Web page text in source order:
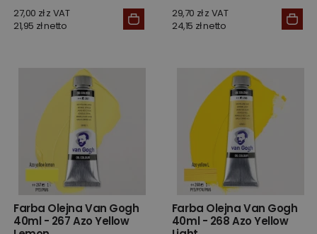
27,00 zł z VAT
21,95 zł netto
29,70 zł z VAT
24,15 zł netto
Farba Olejna Van Gogh
40ml - 267 Azo Yellow
Farba Olejna Van Gogh
40ml - 268 Azo Yellow